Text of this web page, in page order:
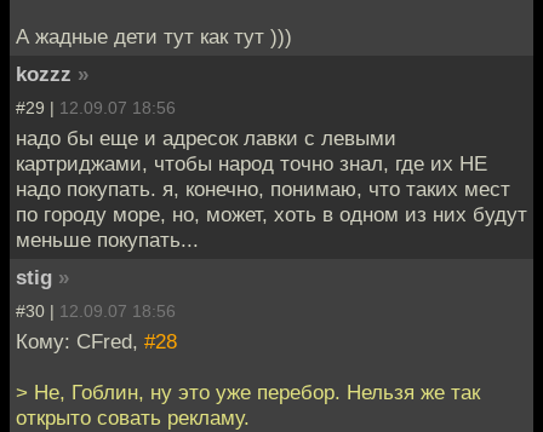
А жадные дети тут как тут )))
kozzz »
#29 | 12.09.07 18:56
надо бы еще и адресок лавки с левыми
картриджами, чтобы народ точно знал, где их НЕ
надо покупать. я, конечно, понимаю, что таких мест
по городу море, но, может, хоть в одном из них будут
меньше покупать...
stig »
#30 | 12.09.07 18:56
Кому: CFred, #28
> Не, Гоблин, ну это уже перебор. Нельзя же так
открыто совать рекламу.